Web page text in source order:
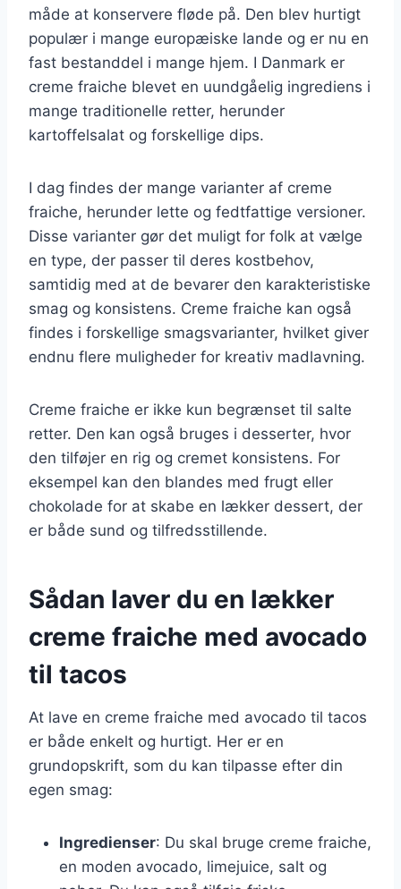
måde at konservere fløde på. Den blev hurtigt
populær i mange europæiske lande og er nu en
fast bestanddel i mange hjem. I Danmark er
creme fraiche blevet en uundgåelig ingrediens i
mange traditionelle retter, herunder
kartoffelsalat og forskellige dips.
I dag findes der mange varianter af creme
fraiche, herunder lette og fedtfattige versioner.
Disse varianter gør det muligt for folk at vælge
en type, der passer til deres kostbehov,
samtidig med at de bevarer den karakteristiske
smag og konsistens. Creme fraiche kan også
findes i forskellige smagsvarianter, hvilket giver
endnu flere muligheder for kreativ madlavning.
Creme fraiche er ikke kun begrænset til salte
retter. Den kan også bruges i desserter, hvor
den tilføjer en rig og cremet konsistens. For
eksempel kan den blandes med frugt eller
chokolade for at skabe en lækker dessert, der
er både sund og tilfredsstillende.
Sådan laver du en lækker
creme fraiche med avocado
til tacos
At lave en creme fraiche med avocado til tacos
er både enkelt og hurtigt. Her er en
grundopskrift, som du kan tilpasse efter din
egen smag:
Ingredienser: Du skal bruge creme fraiche,
en moden avocado, limejuice, salt og